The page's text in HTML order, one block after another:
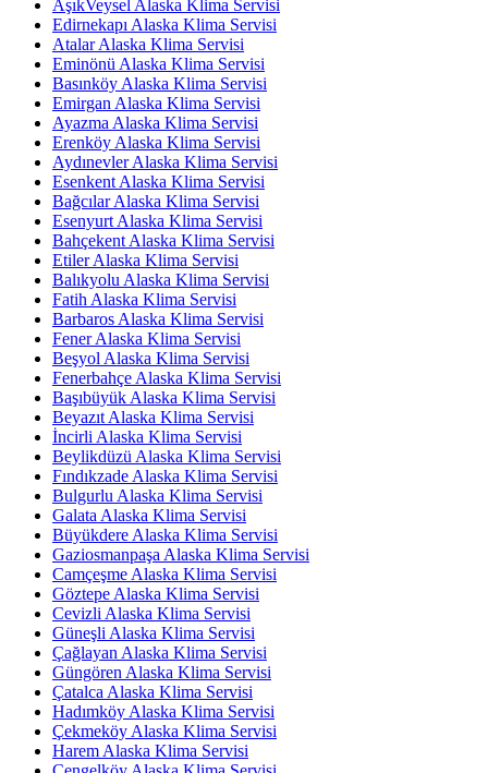
AşıkVeysel Alaska Klima Servisi
Edirnekapı Alaska Klima Servisi
Atalar Alaska Klima Servisi
Eminönü Alaska Klima Servisi
Basınköy Alaska Klima Servisi
Emirgan Alaska Klima Servisi
Ayazma Alaska Klima Servisi
Erenköy Alaska Klima Servisi
Aydınevler Alaska Klima Servisi
Esenkent Alaska Klima Servisi
Bağcılar Alaska Klima Servisi
Esenyurt Alaska Klima Servisi
Bahçekent Alaska Klima Servisi
Etiler Alaska Klima Servisi
Balıkyolu Alaska Klima Servisi
Fatih Alaska Klima Servisi
Barbaros Alaska Klima Servisi
Fener Alaska Klima Servisi
Beşyol Alaska Klima Servisi
Fenerbahçe Alaska Klima Servisi
Başıbüyük Alaska Klima Servisi
Beyazıt Alaska Klima Servisi
İncirli Alaska Klima Servisi
Beylikdüzü Alaska Klima Servisi
Fındıkzade Alaska Klima Servisi
Bulgurlu Alaska Klima Servisi
Galata Alaska Klima Servisi
Büyükdere Alaska Klima Servisi
Gaziosmanpaşa Alaska Klima Servisi
Camçeşme Alaska Klima Servisi
Göztepe Alaska Klima Servisi
Cevizli Alaska Klima Servisi
Güneşli Alaska Klima Servisi
Çağlayan Alaska Klima Servisi
Güngören Alaska Klima Servisi
Çatalca Alaska Klima Servisi
Hadımköy Alaska Klima Servisi
Çekmeköy Alaska Klima Servisi
Harem Alaska Klima Servisi